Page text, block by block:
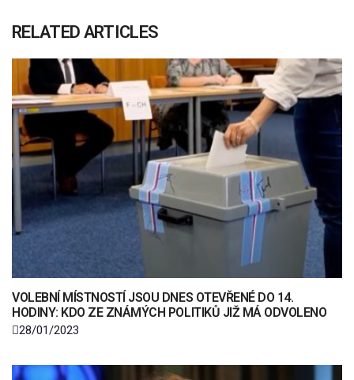
RELATED ARTICLES
VOLEBNÍ MÍSTNOSTÍ JSOU DNES OTEVŘENÉ DO 14.
HODINY: KDO ZE ZNÁMÝCH POLITIKŮ JIŽ MÁ ODVOLENO
28/01/2023